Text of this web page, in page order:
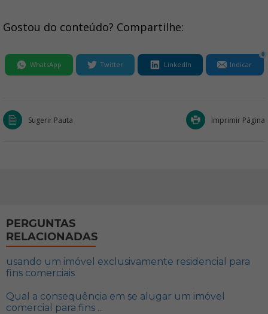
Gostou do conteúdo? Compartilhe:
WhatsApp Twitter LinkedIn Indicar
0
Sugerir Pauta Imprimir Página
PERGUNTAS
RELACIONADAS
usando um imóvel exclusivamente residencial para
fins comerciais
Qual a consequência em se alugar um imóvel
comercial para fins ...